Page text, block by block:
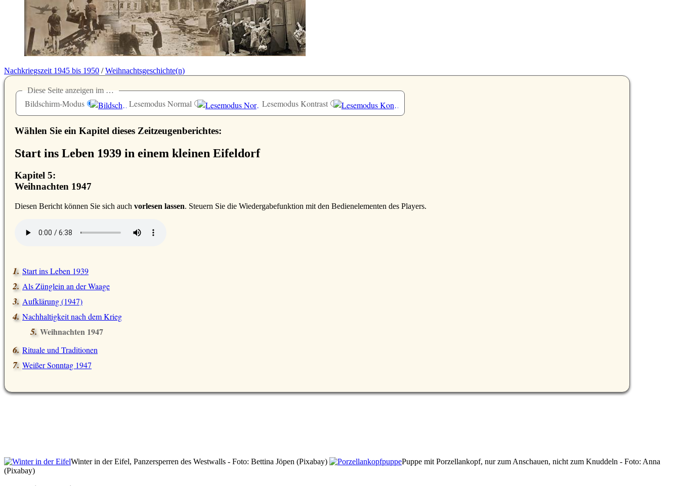
Nachkriegszeit 1945 bis 1950 /Weihnachtsgeschichte(n)
Diese Seite anzeigen im …
Bildschirm-Modus Lesemodus Normal Lesemodus Kontrast
Wählen Sie ein Kapitel dieses Zeitzeugenberichtes:
Start ins Leben 1939 in einem kleinen Eifeldorf
Kapitel 5:
Weihnachten 1947
Diesen Bericht können Sie sich auch vorlesen lassen. Steuern Sie die Wiedergabefunktion mit den Bedienelementen des Players.
Start ins Leben 1939
Als Zünglein an der Waage
Aufklärung (1947)
Nachhaltigkeit nach dem Krieg
Weihnachten 1947
Rituale und Traditionen
Weißer Sonntag 1947
Winter in der Eifel, Panzersperren des Westwalls - Foto: Bettina Jöpen (Pixabay)
Puppe mit Porzellankopf, nur zum Anschauen, nicht zum Knuddeln - Foto: Anna
(Pixabay)